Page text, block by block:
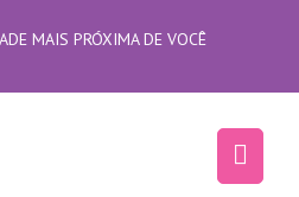
MAIS PRÓXIMA DE VOCÊ